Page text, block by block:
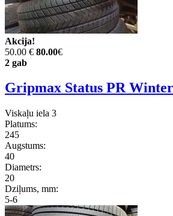
Akcija!
50.00 € 80.00€
2 gab
Gripmax Status PR
Viskaļu iela 3
Platums:
245
Augstums:
40
Diametrs:
20
Dziļums, mm:
5-6